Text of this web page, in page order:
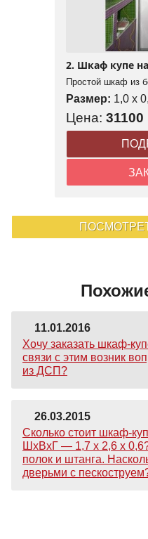
2. Шкаф купе
Простой шкаф из
Размер: 1,0 x
Цена: 31100
11.01.2016
Хочу заказать шкаф-
связи с этим возник
из ДСП?
26.03.2015
Сколько стоит шкаф-
ШхВхГ — 1,7 х 2,6 х
полок и штанга.
дверьми с